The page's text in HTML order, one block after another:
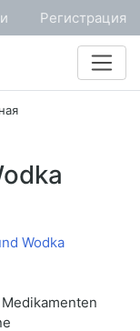
Регистрация